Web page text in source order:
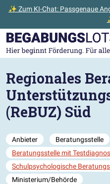
✨ Zum KI-Chat: Passgenaue
Zum Hauptinhalt der Seite
Zur Startseite gehen
Regionales
(ReBUZ) Süd
Anbieter
Beratungsstelle
Beratungsstelle mit
Schulpsychologische
Ministerium/Behörde